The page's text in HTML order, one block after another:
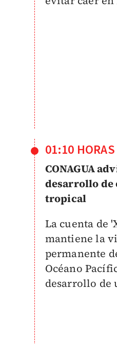
01:10 HORAS
CONAGUA
desarrollo
tropical
La cuenta de
mantiene la
permanente
Océano
desarrollo de